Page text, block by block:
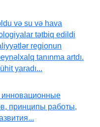
və su və hava
tətbiq edildi
regionun
tanınma artdı.
yaradı...
инновационные
принципы работы,